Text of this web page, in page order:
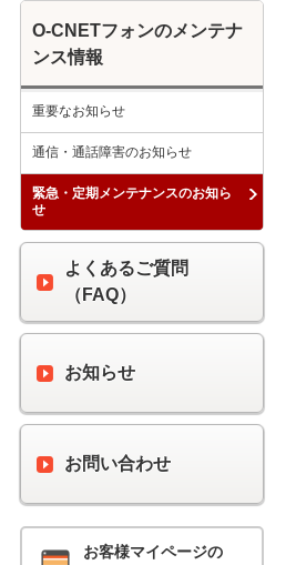
O-CNETフォンのメンテナ
ンス情報
重要なお知らせ
通信・通話障害のお知らせ
緊急・定期メンテナンスのお知ら
せ
よくあるご質問
（FAQ）
お知らせ
お問い合わせ
お客様マイページの